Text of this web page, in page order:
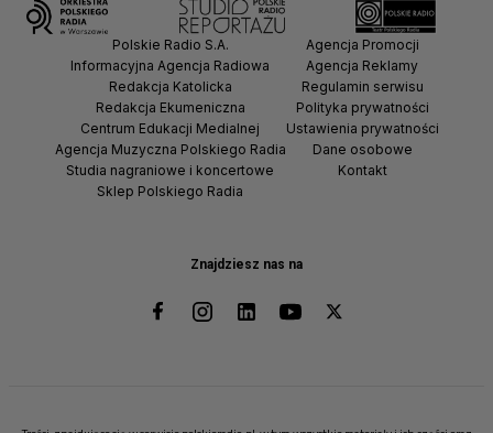
Znajdziesz nas na
Polskie Radio S.A.
Informacyjna Agencja Radiowa
Redakcja Katolicka
Redakcja Ekumeniczna
Centrum Edukacji Medialnej
Agencja Muzyczna Polskiego Radia
Studia nagraniowe i koncertowe
Sklep Polskiego Radia
Agencja Promocji
Agencja Reklamy
Regulamin serwisu
Polityka prywatności
Ustawienia prywatności
Dane osobowe
Kontakt